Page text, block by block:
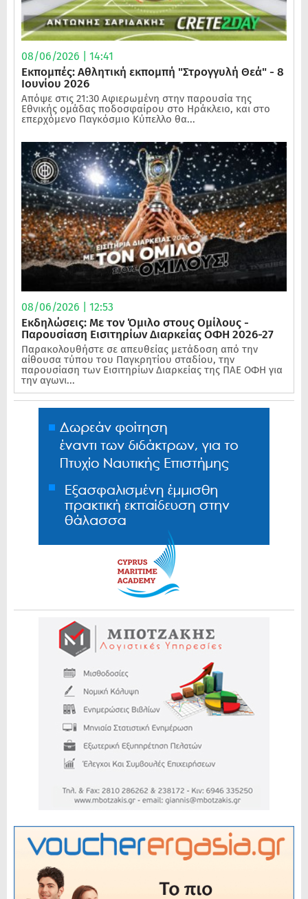
08/06/2026 | 14:41
Εκπομπές: Αθλητική εκπομπή "Στρογγυλή Θεά" - 8
Ιουνίου 2026
Απόψε στις 21:30 Αφιερωμένη στην παρουσία της
Εθνικής ομάδας ποδοσφαίρου στο Ηράκλειο, και στο
επερχόμενο Παγκόσμιο Κύπελλο θα...
08/06/2026 | 12:53
Εκδηλώσεις: Με τον Όμιλο στους Ομίλους -
Παρουσίαση Εισιτηρίων Διαρκείας ΟΦΗ 2026-27
Παρακολουθήστε σε απευθείας μετάδοση από την
αίθουσα τύπου του Παγκρητίου σταδίου, την
παρουσίαση των Εισιτηρίων Διαρκείας της ΠΑΕ ΟΦΗ για
την αγωνι...